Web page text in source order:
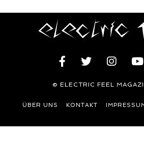
© ELECTRIC FEEL
ÜBER UNS KONTAKT